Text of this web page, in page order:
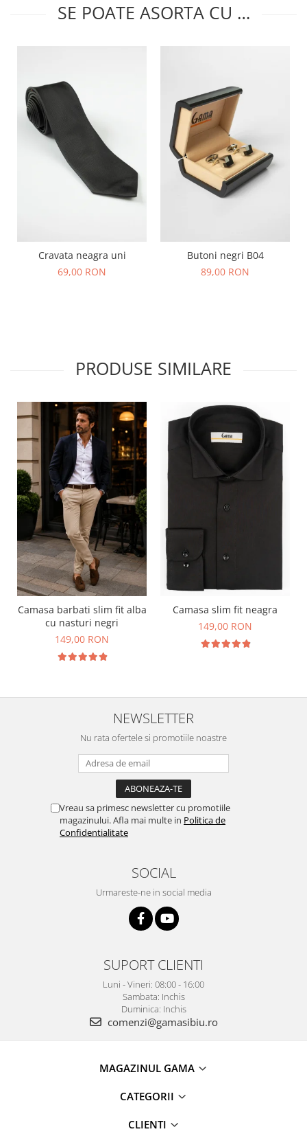
SE POATE ASORTA CU …
Cravata neagra uni
69,00 RON
Butoni negri B04
89,00 RON
PRODUSE SIMILARE
Camasa barbati slim fit alba
cu nasturi negri
149,00 RON
Camasa slim fit neagra
149,00 RON
NEWSLETTER
Nu rata ofertele si promotiile noastre
Vreau sa primesc newsletter cu promotiile
magazinului. Afla mai multe in Politica de
Confidentialitate
SOCIAL
Urmareste-ne in social media
SUPORT CLIENTI
Luni - Vineri: 08:00 - 16:00
Sambata: Inchis
Duminica: Inchis
comenzi@gamasibiu.ro
MAGAZINUL GAMA
CATEGORII
CLIENTI